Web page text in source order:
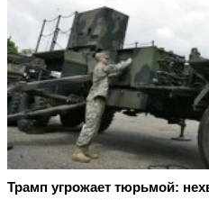
Трамп угрожает тюрьмой: